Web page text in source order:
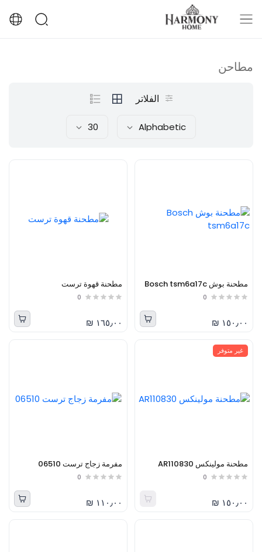
مطاحن
الفلاتر
Alphabetic
30
مطحنة بوش Bosch tsm6a17c
0
١٥٠٫٠٠ ₪
مطحنة قهوة ترست
0
١٦٥٫٠٠ ₪
غير متوفر
مطحنة مولينكس AR110830
0
١٥٠٫٠٠ ₪
مفرمة زجاج ترست 06510
0
١١٠٫٠٠ ₪